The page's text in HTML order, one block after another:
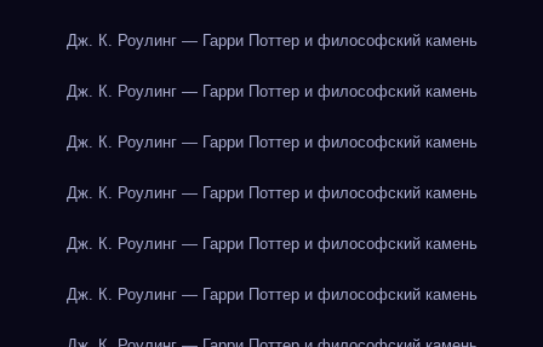
Дж. К. Роулинг — Гарри Поттер и философский камень
Дж. К. Роулинг — Гарри Поттер и философский камень
Дж. К. Роулинг — Гарри Поттер и философский камень
Дж. К. Роулинг — Гарри Поттер и философский камень
Дж. К. Роулинг — Гарри Поттер и философский камень
Дж. К. Роулинг — Гарри Поттер и философский камень